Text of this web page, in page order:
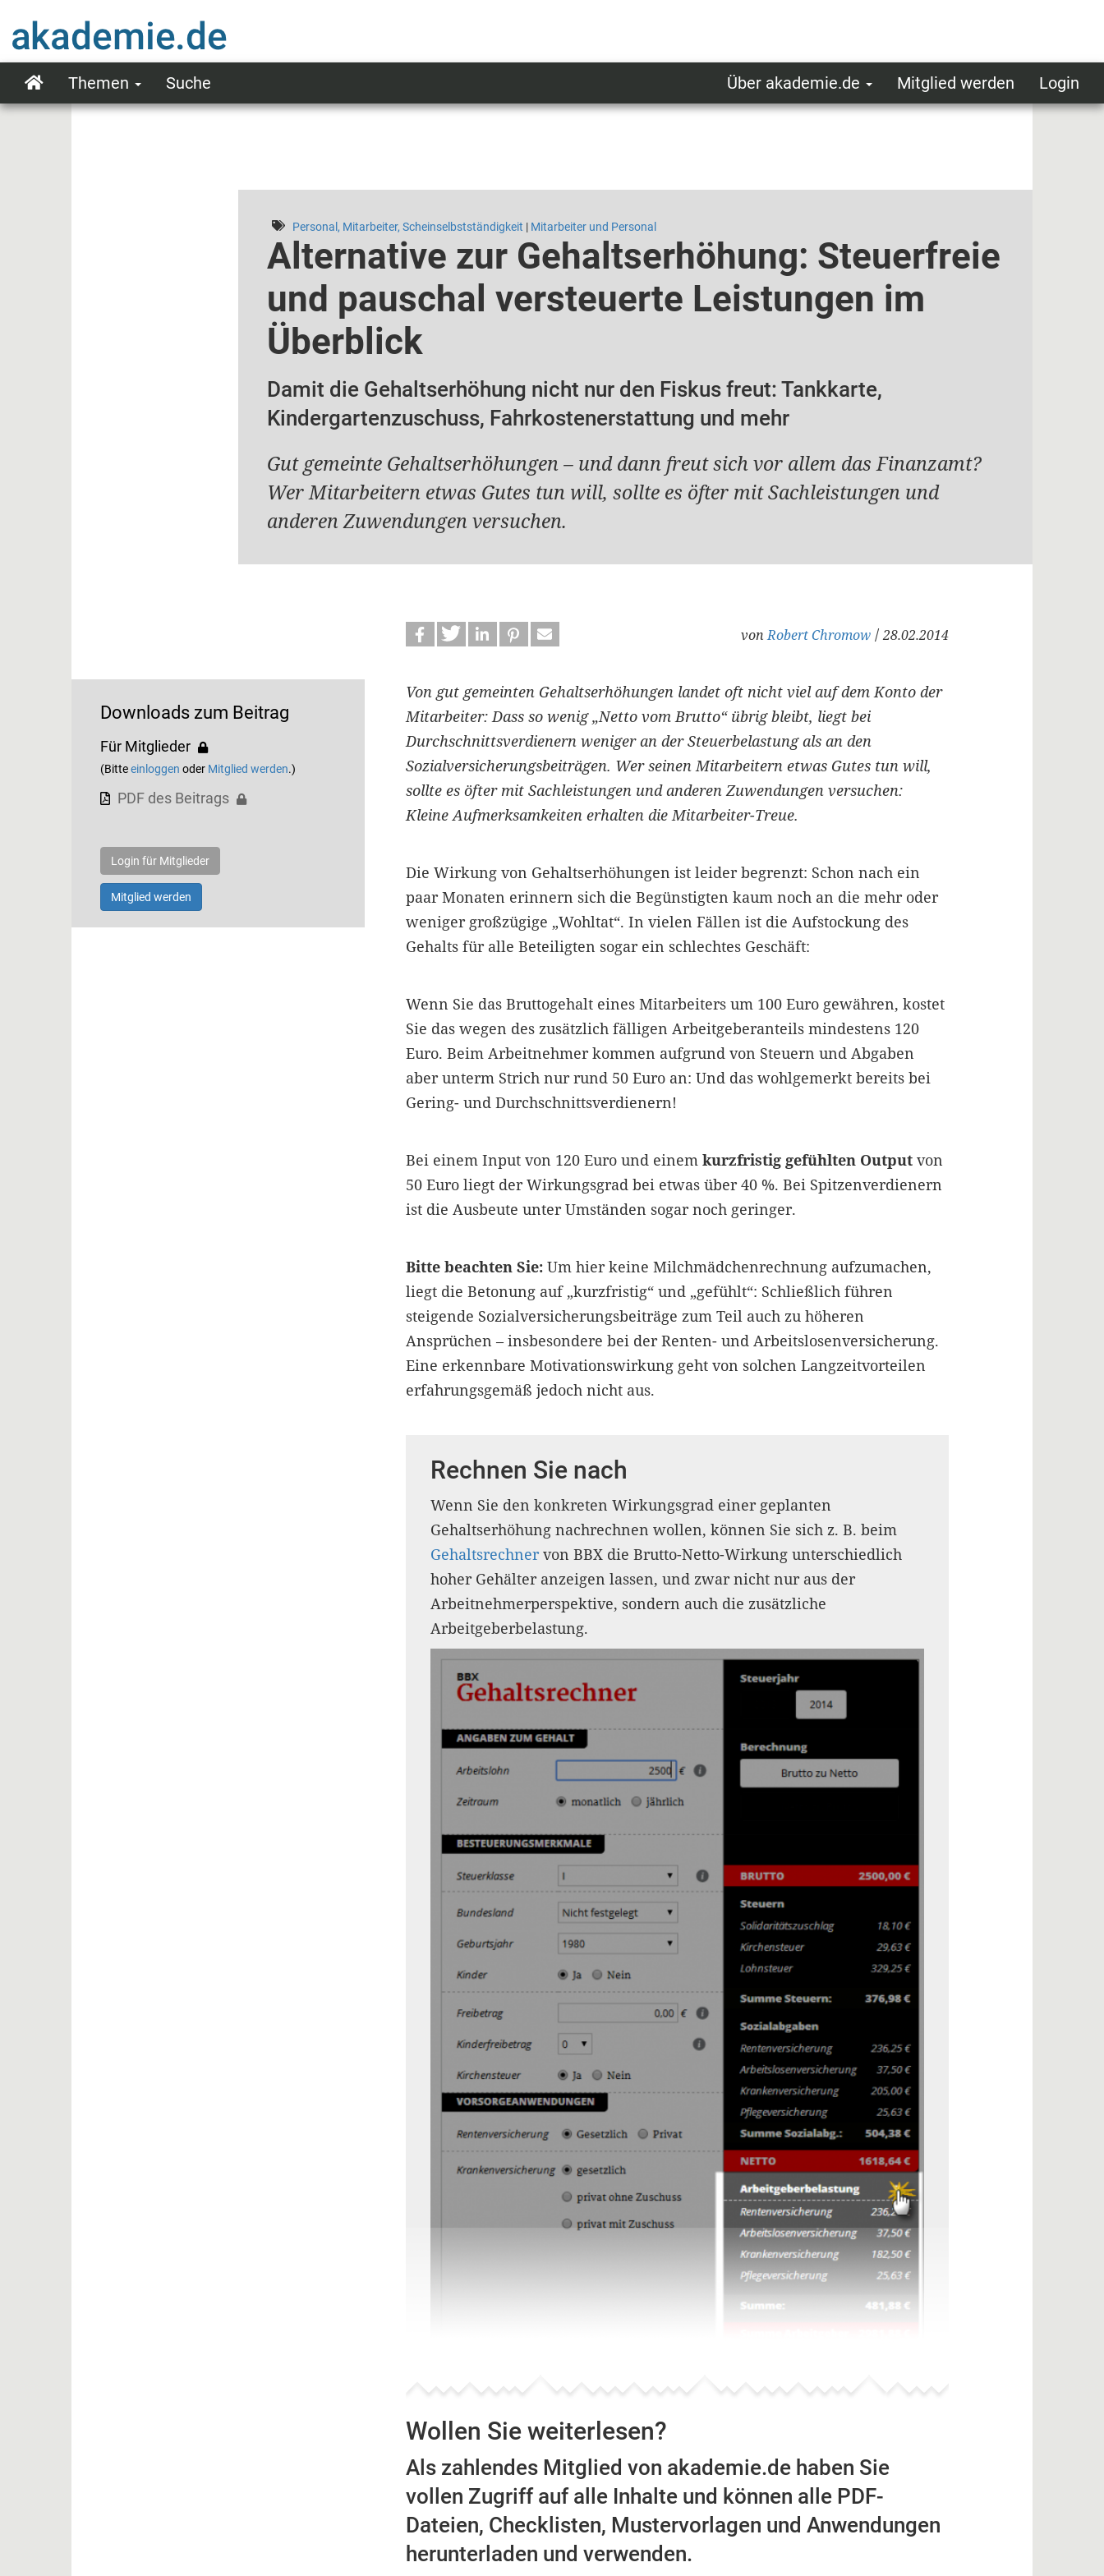
zum
Inhalt
Main
Themen Suche
User
Über akademie.de Mitglied werden Login
Personal, Mitarbeiter, Scheinselbstständigkeit | Mitarbeiter und Personal
Alternative zur Gehaltserhöhung: Steuerfreie
und pauschal versteuerte Leistungen im
Überblick
Damit die Gehaltserhöhung nicht nur den Fiskus freut: Tankkarte,
Kindergartenzuschuss, Fahrkostenerstattung und mehr
Gut gemeinte Gehaltserhöhungen – und dann freut sich vor allem das Finanzamt?
Wer Mitarbeitern etwas Gutes tun will, sollte es öfter mit Sachleistungen und
anderen Zuwendungen versuchen.
vonRobert Chromow /28.02.2014
Downloads zum Beitrag
Für Mitglieder
(Bitteeinloggen oder Mitglied werden.)
PDF des Beitrags
Login für Mitglieder
Mitglied werden
Von gut gemeinten Gehaltserhöhungen landet oft nicht viel auf dem Konto der
Mitarbeiter: Dass so wenig „Netto vom Brutto“ übrig bleibt, liegt bei
Durchschnittsverdienern weniger an der Steuerbelastung als an den
Sozialversicherungsbeiträgen. Wer seinen Mitarbeitern etwas Gutes tun will,
sollte es öfter mit Sachleistungen und anderen Zuwendungen versuchen:
Kleine Aufmerksamkeiten erhalten die Mitarbeiter-Treue.
Die Wirkung von Gehaltserhöhungen ist leider begrenzt: Schon nach ein
paar Monaten erinnern sich die Begünstigten kaum noch an die mehr oder
weniger großzügige „Wohltat“. In vielen Fällen ist die Aufstockung des
Gehalts für alle Beteiligten sogar ein schlechtes Geschäft:
Wenn Sie das Bruttogehalt eines Mitarbeiters um 100 Euro gewähren, kostet
Sie das wegen des zusätzlich fälligen Arbeitgeberanteils mindestens 120
Euro. Beim Arbeitnehmer kommen aufgrund von Steuern und Abgaben
aber unterm Strich nur rund 50 Euro an: Und das wohlgemerkt bereits bei
Gering- und Durchschnittsverdienern!
Bei einem Input von 120 Euro und einem kurzfristig gefühlten Outputvon
50 Euro liegt der Wirkungsgrad bei etwas über 40 %. Bei Spitzenverdienern
ist die Ausbeute unter Umständen sogar noch geringer.
Bitte beachten Sie:Um hier keine Milchmädchenrechnung aufzumachen,
liegt die Betonung auf „kurzfristig“ und „gefühlt“: Schließlich führen
steigende Sozialversicherungsbeiträge zum Teil auch zu höheren
Ansprüchen – insbesondere bei der Renten- und Arbeitslosenversicherung.
Eine erkennbare Motivationswirkung geht von solchen Langzeitvorteilen
erfahrungsgemäß jedoch nicht aus.
Rechnen Sie nach
Wenn Sie den konkreten Wirkungsgrad einer geplanten
Gehaltserhöhung nachrechnen wollen, können Sie sich z. B. beim
Gehaltsrechnervon BBX die Brutto-Netto-Wirkung unterschiedlich
hoher Gehälter anzeigen lassen, und zwar nicht nur aus der
Arbeitnehmerperspektive, sondern auch die zusätzliche
Arbeitgeberbelastung.
Wollen Sie weiterlesen?
Als zahlendes Mitglied von akademie.de haben Sie
vollen Zugriff auf alle Inhalte und können alle PDF-
Dateien, Checklisten, Mustervorlagen und Anwendungen
herunterladen und verwenden.